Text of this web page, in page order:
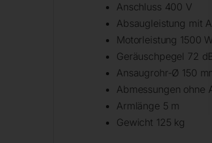
Anschluss 400 V
Absaugleistung mit
Motorleistung 1500
Geräuschpegel 72
Ansaugrohr-Ø 150
Abmessungen ohne
Armlänge 5 m
Gewicht 125 kg